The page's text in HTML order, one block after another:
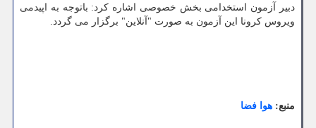
دبیر آزمون استخدامی بخش خصوصی اشاره کرد: باتوجه به اپیدمی
ویروس کرونا این آزمون به صورت "آنلاین" برگزار می گردد.
منبع: هوا فضا